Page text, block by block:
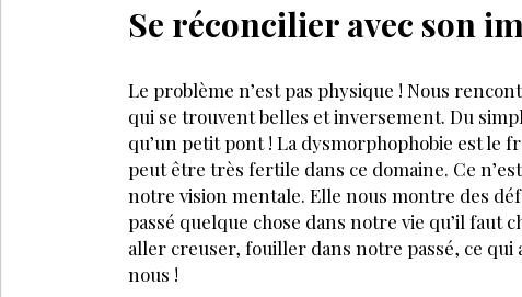
Se réconcilier avec son
Le problème n’est pas physique ! Nous
qui se trouvent belles et inversement. Du
qu’un petit pont ! La dysmorphophobie est le
peut être très fertile dans ce domaine. Ce
notre vision mentale. Elle nous montre des
passé quelque chose dans notre vie qu’il faut
aller creuser, fouiller dans notre passé, ce
nous !